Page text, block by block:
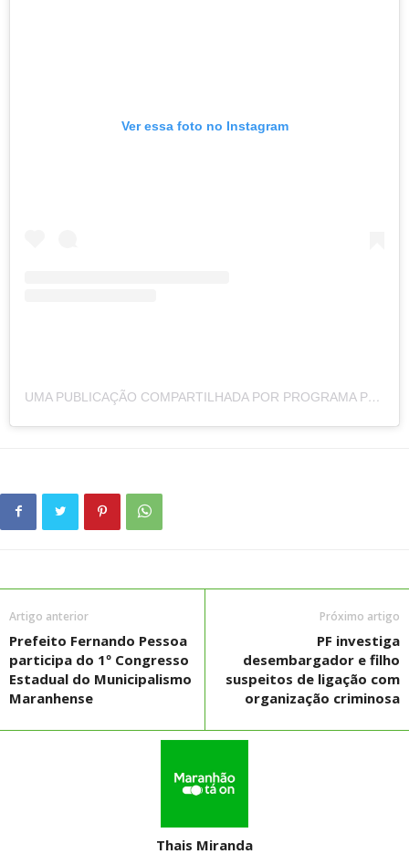
Ver essa foto no Instagram
UMA PUBLICAÇÃO COMPARTILHADA POR PROGRAMA PONTO CONTINUANDO (@PROGRAMAPONTOCONTINUANDO)
Artigo anterior
Prefeito Fernando Pessoa
participa do 1º Congresso
Estadual do Municipalismo
Maranhense
Próximo artigo
PF investiga
desembargador e filho
suspeitos de ligação com
organização criminosa
Thais Miranda